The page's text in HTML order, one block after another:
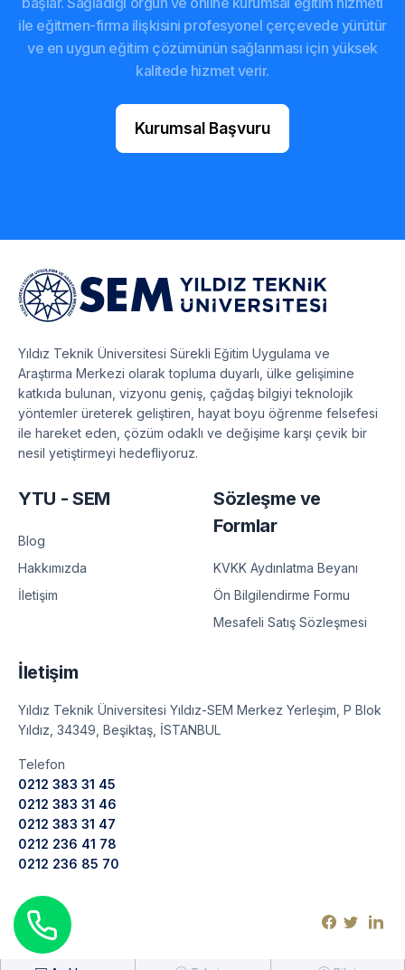
ile eğitmen-firma ilişkisini profesyonel çerçevede yürütür
ve en uygun eğitim çözümünün sağlanması için yüksek
kalitede hizmet verir.
Kurumsal Başvuru
Yıldız Teknik Üniversitesi Sürekli Eğitim Uygulama ve
Araştırma Merkezi olarak topluma duyarlı, ülke gelişimine
katkıda bulunan, vizyonu geniş, çağdaş bilgiyi teknolojik
yöntemler üreterek geliştiren, hayat boyu öğrenme felsefesi
ile hareket eden, çözüm odaklı ve değişime karşı çevik bir
nesil yetiştirmeyi hedefliyoruz.
YTU - SEM
Blog
Hakkımızda
İletişim
Sözleşme ve
Formlar
KVKK Aydınlatma Beyanı
Ön Bilgilendirme Formu
Mesafeli Satış Sözleşmesi
İletişim
Yıldız Teknik Üniversitesi Yıldız-SEM Merkez Yerleşim, P Blok
Yıldız, 34349, Beşiktaş, İSTANBUL
Telefon
0212 383 31 45
0212 383 31 46
0212 383 31 47
0212 236 41 78
0212 236 85 70